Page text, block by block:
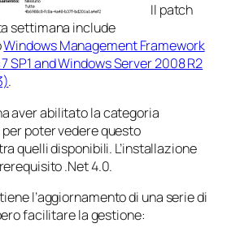
Il patch
settimana include
Windows Management Framework
SP1 and Windows Server 2008 R2
.
aver abilitato la categoria
per poter vedere questo
quelli disponibili. L’installazione
.Net 4.0.
l’aggiornamento di una serie di
facilitare la gestione: